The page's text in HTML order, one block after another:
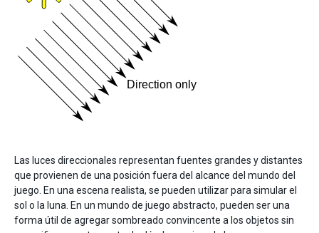
Las luces direccionales representan fuentes grandes y distantes
que provienen de una posición fuera del alcance del mundo del
juego. En una escena realista, se pueden utilizar para simular el
sol o la luna. En un mundo de juego abstracto, pueden ser una
forma útil de agregar sombreado convincente a los objetos sin